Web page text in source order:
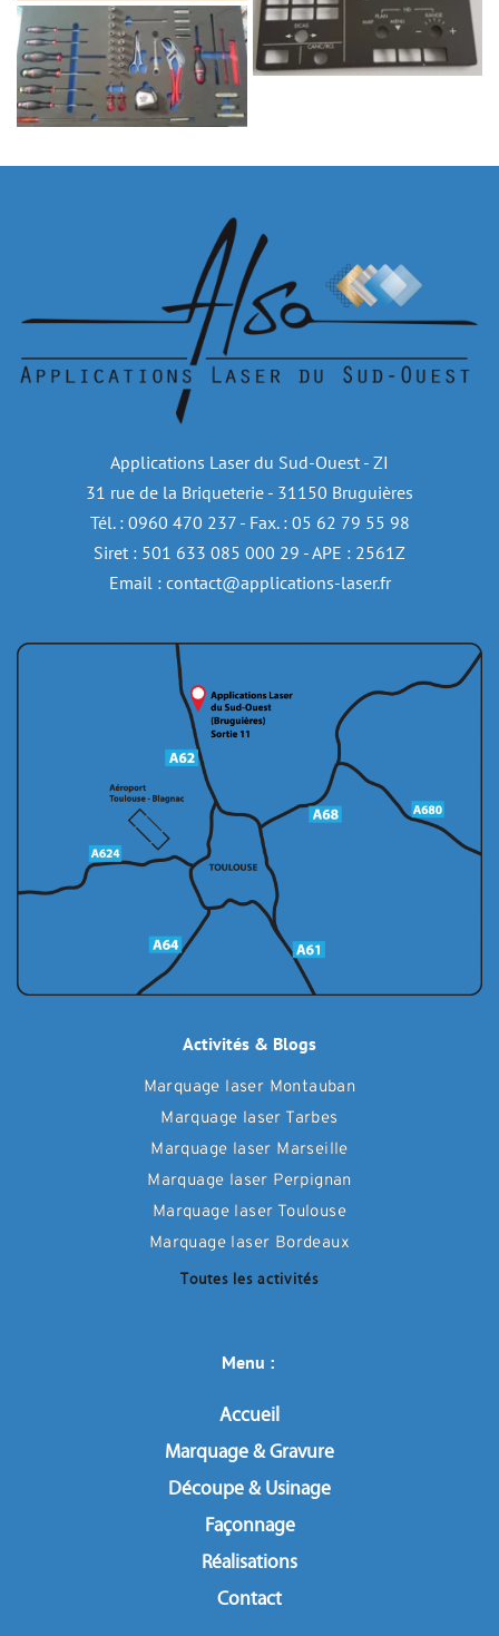
Applications Laser du Sud-Ouest - ZI
31 rue de la Briqueterie - 31150 Bruguières
Tél. : 0960 470 237 - Fax. : 05 62 79 55 98
Siret : 501 633 085 000 29 - APE : 2561Z
Email : contact@applications-laser.fr
Activités & Blogs
Marquage laser Montauban
Marquage laser Tarbes
Marquage laser Marseille
Marquage laser Perpignan
Marquage laser Toulouse
Marquage laser Bordeaux
Toutes les activités
Menu :
Accueil
Marquage & Gravure
Découpe & Usinage
Façonnage
Réalisations
Contact